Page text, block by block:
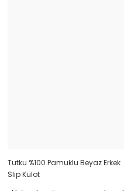
Tutku %100 Pamuklu Beyaz Erkek
Slip Külot